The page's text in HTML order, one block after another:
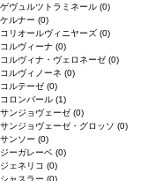
ゲヴュルツトラミネール (0)
ケルナー (0)
コリオールヴィニヤーズ (0)
コルヴィーナ (0)
コルヴィナ・ヴェロネーゼ (0)
コルヴィノーネ (0)
コルテーゼ (0)
コロンバール (1)
サンジョヴェーゼ (0)
サンジョヴェーゼ・グロッソ (0)
サンソー (0)
ジーガレーベ (0)
ジェネリコ (0)
シャスラー (0)